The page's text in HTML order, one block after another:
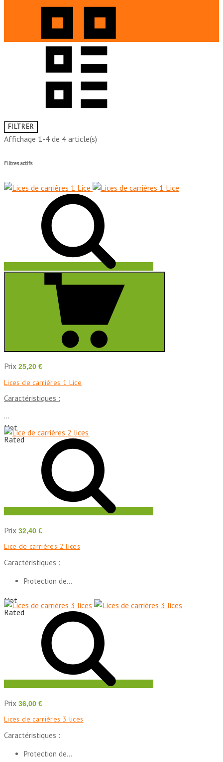
FILTRER
Affichage 1-4 de 4 article(s)
Filtres actifs
Prix 25,20 €
Lices de carrières 1 Lice
Caractéristiques :
...
Not
Rated
Prix 32,40 €
Lice de carrières 2 lices
Caractéristiques :
Protection de...
Not
Rated
Prix 36,00 €
Lices de carrières 3 lices
Caractéristiques :
Protection de...